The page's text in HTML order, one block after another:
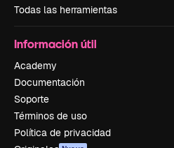
Todas las herramientas
Información útil
Academy
Documentación
Soporte
Términos de uso
Política de privacidad